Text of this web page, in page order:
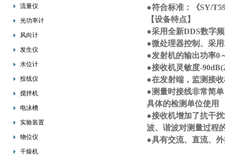
流量仪
光功率计
风向计
发生仪
水位计
投线仪
搅拌机
电泳槽
实验装置
物位仪
干燥机
●符合标准：《SY/
【设备特点】
●采用全新DDS数字
●微处理器控制、采
●发射机的输出功率0
●接收机灵敏度-
●在发射端，监测接
●测量时接线非常简
具体的检测单位使用
●接收机增加了抗干
波、谐波对测量过程
●具有交流、直流、